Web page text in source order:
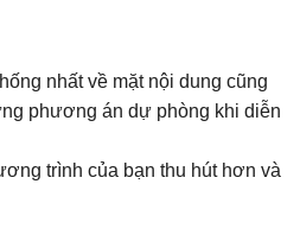
nhất về mặt nội dung cũng
phương án dự phòng khi diễn
trình của bạn thu hút hơn và